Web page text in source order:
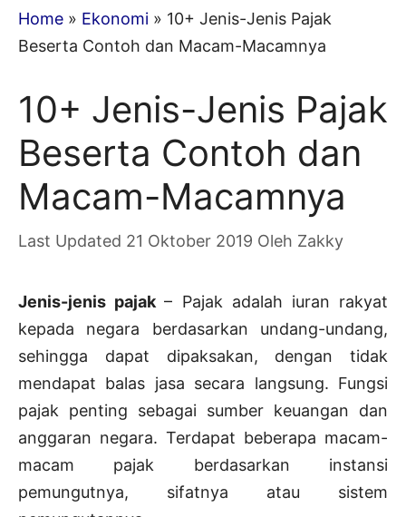
Home » Ekonomi » 10+ Jenis-Jenis Pajak
Beserta Contoh dan Macam-Macamnya
10+ Jenis-Jenis Pajak
Beserta Contoh dan
Macam-Macamnya
21 Oktober 2019 Oleh Zakky
Jenis-jenis pajak– Pajak adalah iuran rakyat
kepada negara berdasarkan undang-undang,
sehingga dapat dipaksakan, dengan tidak
mendapat balas jasa secara langsung. Fungsi
pajak penting sebagai sumber keuangan dan
anggaran negara. Terdapat beberapa macam-
macam pajak berdasarkan instansi
pemungutnya, sifatnya atau sistem